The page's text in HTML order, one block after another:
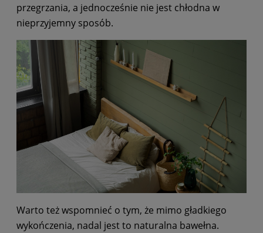
przegrzania, a jednocześnie nie jest chłodna w
nieprzyjemny sposób.
Warto też wspomnieć o tym, że mimo gładkiego
wykończenia, nadal jest to naturalna bawełna.